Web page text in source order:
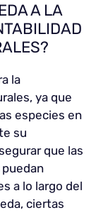
A LA
la
ya que
especies en
su
que las
a lo largo del
ciertas